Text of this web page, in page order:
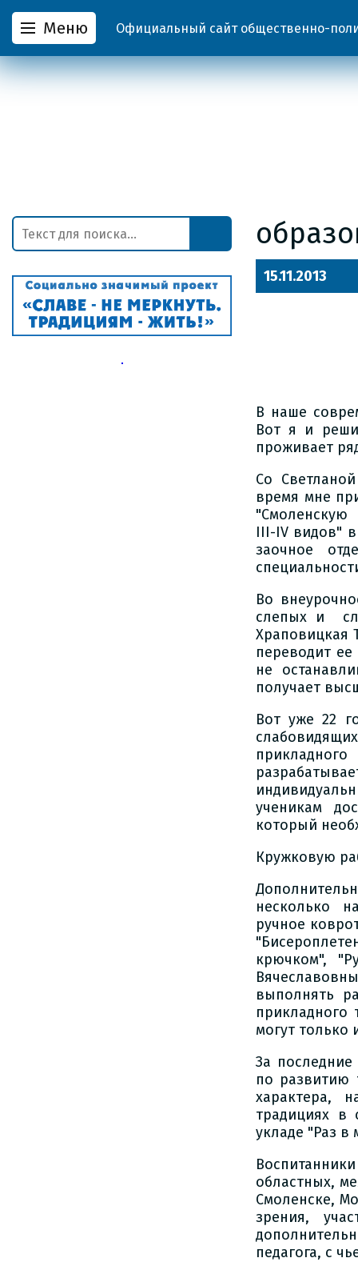
Меню Официальный сайт общественно-
15.11.2013
В наше
Вот я и
проживает
Со
время мне
"Смоленскую
III-IV видов"
заочное
Во
слепых и
Храповицкая
переводит
не
получает
Вот уже 22
ученикам
который
Кружковую
несколько
ручное
крючком",
выполнять
могут только
За
по развитию
характера,
традициях в
укладе "Раз в
областных,
Смоленске,
зрения,
педагога, с